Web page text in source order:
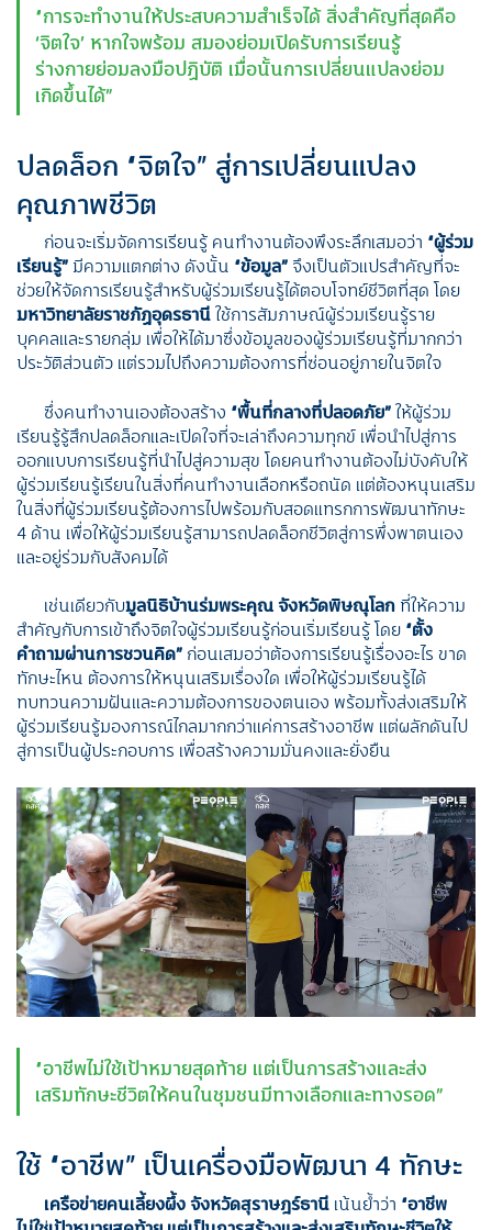
“การจะทำงานให้ประสบความสำเร็จได้ สิ่งสำคัญที่สุดคือ
‘จิตใจ’ หากใจพร้อม สมองย่อมเปิดรับการเรียนรู้
ร่างกายย่อมลงมือปฏิบัติ เมื่อนั้นการเปลี่ยนแปลงย่อม
เกิดขึ้นได้”
ปลดล็อก “จิตใจ” สู่การเปลี่ยนแปลง
คุณภาพชีวิต
ก่อนจะเริ่มจัดการเรียนรู้ คนทำงานต้องพึงระลึกเสมอว่า “ผู้ร่วม
เรียนรู้” มีความแตกต่าง ดังนั้น “ข้อมูล” จึงเป็นตัวแปรสำคัญที่จะ
ช่วยให้จัดการเรียนรู้สำหรับผู้ร่วมเรียนรู้ได้ตอบโจทย์ชีวิตที่สุด โดย
มหาวิทยาลัยราชภัฏอุดรธานีใช้การสัมภาษณ์ผู้ร่วมเรียนรู้ราย
บุคคลและรายกลุ่ม เพื่อให้ได้มาซึ่งข้อมูลของผู้ร่วมเรียนรู้ที่มากกว่า
ประวัติส่วนตัว แต่รวมไปถึงความต้องการที่ซ่อนอยู่ภายในจิตใจ
ซึ่งคนทำงานเองต้องสร้าง “พื้นที่กลางที่ปลอดภัย”ให้ผู้ร่วม
เรียนรู้รู้สึกปลดล็อกและเปิดใจที่จะเล่าถึงความทุกข์ เพื่อนำไปสู่การ
ออกแบบการเรียนรู้ที่นำไปสู่ความสุข โดยคนทำงานต้องไม่บังคับให้
ผู้ร่วมเรียนรู้เรียนในสิ่งที่คนทำงานเลือกหรือถนัด แต่ต้องหนุนเสริม
ในสิ่งที่ผู้ร่วมเรียนรู้ต้องการไปพร้อมกับสอดแทรกการพัฒนาทักษะ
4 ด้าน เพื่อให้ผู้ร่วมเรียนรู้สามารถปลดล็อกชีวิตสู่การพึ่งพาตนเอง
และอยู่ร่วมกับสังคมได้
เช่นเดียวกับมูลนิธิบ้านร่มพระคุณ จังหวัดพิษณุโลก ที่ให้ความ
สำคัญกับการเข้าถึงจิตใจผู้ร่วมเรียนรู้ก่อนเริ่มเรียนรู้ โดย “ตั้ง
คำถามผ่านการชวนคิด” ก่อนเสมอว่าต้องการเรียนรู้เรื่องอะไร ขาด
ทักษะไหน ต้องการให้หนุนเสริมเรื่องใด เพื่อให้ผู้ร่วมเรียนรู้ได้
ทบทวนความฝันและความต้องการของตนเอง พร้อมทั้งส่งเสริมให้
ผู้ร่วมเรียนรู้มองการณ์ไกลมากกว่าแค่การสร้างอาชีพ แต่ผลักดันไป
สู่การเป็นผู้ประกอบการ เพื่อสร้างความมั่นคงและยั่งยืน
“อาชีพไม่ใช้เป้าหมายสุดท้าย แต่เป็นการสร้างและส่ง
เสริมทักษะชีวิตให้คนในชุมชนมีทางเลือกและทางรอด”
ใช้ “อาชีพ” เป็นเครื่องมือพัฒนา 4 ทักษะ
เครือข่ายคนเลี้ยงผึ้ง จังหวัดสุราษฎร์ธานี เน้นย้ำว่า “อาชีพ